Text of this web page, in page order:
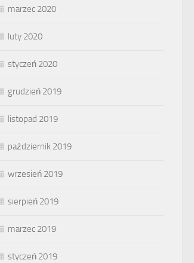
marzec 2020
luty 2020
styczeń 2020
grudzień 2019
listopad 2019
październik 2019
wrzesień 2019
sierpień 2019
marzec 2019
styczeń 2019